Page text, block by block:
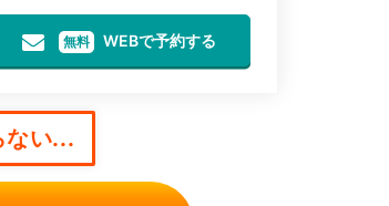
無料 WEBで予約する
ない...